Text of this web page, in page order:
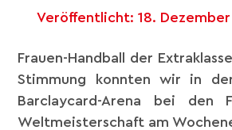
Veröffentlicht: 18. Dezember
Frauen-Handball der
Stimmung konnten wir in
Barclaycard-Arena bei den
Weltmeisterschaft am